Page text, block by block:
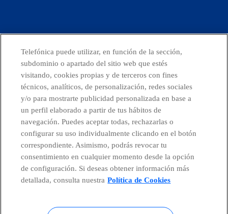
CONTACTO
Países y Unidades emergentes
Canal de Denuncias
Centro Global Transparencia
Telefónica puede utilizar, en función de la sección,
subdominio o apartado del sitio web que estés
visitando, cookies propias y de terceros con fines
técnicos, analíticos, de personalización, redes sociales
y/o para mostrarte publicidad personalizada en base a
un perfil elaborado a partir de tus hábitos de
navegación. Puedes aceptar todas, rechazarlas o
configurar su uso individualmente clicando en el botón
correspondiente. Asimismo, podrás revocar tu
consentimiento en cualquier momento desde la opción
de configuración. Si deseas obtener información más
detallada, consulta nuestra Política de Cookies